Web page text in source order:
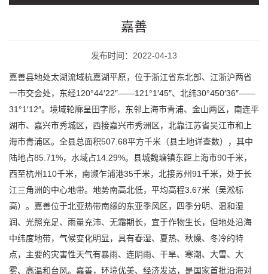
嘉善
发布时间：2022-04-13
嘉善县地处太湖流域杭嘉湖平原，位于浙江省东北部、江浙沪两省
一市交会处，东经120°44′22″——121°1′45″、北纬30°450′36″——
31°1′12″。境域轮廓呈田字形，东邻上海市青浦、金山两区，南连平
湖市、嘉兴市秀城区，西接嘉兴市秀洲区，北靠江苏省吴江市和上
海市青浦区。全县总面积507.68平方千米（县土地详查数），其中
陆地占85.71%，水域占14.29%。县城魏塘镇东距上海市90千米，
西至杭州110千米，南濒乍浦港35千米，北接苏州91千米，处于长
江三角洲的中心地带。地势南高北低，平均高程3.67米（吴淞标
高）。嘉善位于北亚热带南缘的东亚季风区，四季分明、温和湿
润、光照充足、雨量充沛、无霜期长，宜于作物生长，但地处沿海
中纬度地带，气候变化明显，具有春湿、夏热、秋燥、冬冷的特
点，主要的灾害性天气有暴雨、连阴雨、干旱、寒潮、大雪、大
雾、高温和台风。嘉善，环境优美、经济发达，是国家首批沿海对